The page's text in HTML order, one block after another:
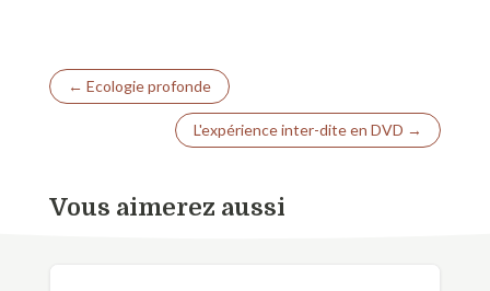
← Ecologie profonde
L'expérience inter-dite en DVD →
Vous aimerez aussi